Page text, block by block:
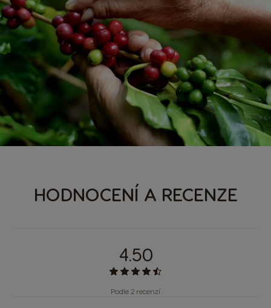
HODNOCENÍ A RECENZE
4.50
Podle 2 recenzí